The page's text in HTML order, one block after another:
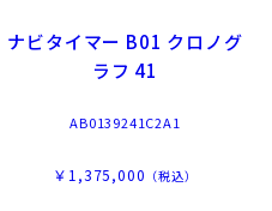
ナビタイマー B01 クロノグ
ラフ 41
AB0139241C2A1
￥1,375,000 （税込）